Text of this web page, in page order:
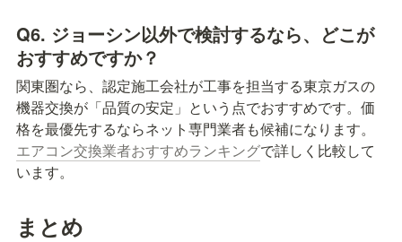
Q6. ジョーシン以外で検討するなら、どこが
おすすめですか？
関東圏なら、認定施工会社が工事を担当する東京ガスの
機器交換が「品質の安定」という点でおすすめです。価
格を最優先するならネット専門業者も候補になります。
エアコン交換業者おすすめランキングで詳しく比較して
います。
まとめ